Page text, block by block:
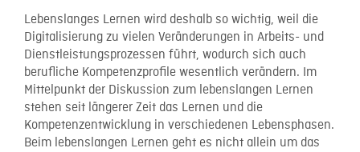
Lebenslanges Lernen wird deshalb so wichtig, weil die
Digitalisierung zu vielen Veränderungen in Arbeits- und
Dienstleistungsprozessen führt, wodurch sich auch
berufliche Kompetenzprofile wesentlich verändern. Im
Mittelpunkt der Diskussion zum lebenslangen Lernen
stehen seit längerer Zeit das Lernen und die
Kompetenzentwicklung in verschiedenen Lebensphasen.
Beim lebenslangen Lernen geht es nicht allein um das